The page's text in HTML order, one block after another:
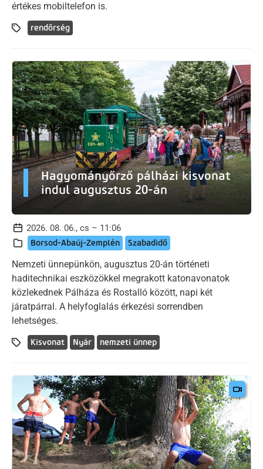
értékes mobiltelefon is.
rendőrség
Hagyományőrző pálházi kisvonat
indul augusztus 20-án
2026. 08. 06., cs – 11:06
Borsod-Abaúj-Zemplén Szabadidő
Nemzeti ünnepünkön, augusztus 20-án történeti
haditechnikai eszközökkel megrakott katonavonatok
közlekednek Pálháza és Rostalló között, napi két
járatpárral. A helyfoglalás érkezési sorrendben
lehetséges.
Kisvonat Nyár nemzeti ünnep